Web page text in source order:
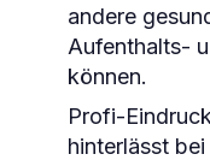
andere
Aufenthalts-
können.
Profi-
hinterlässt